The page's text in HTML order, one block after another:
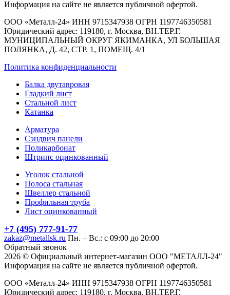
Информация на сайте не является публичной офертой.
ООО «Металл-24» ИНН 9715347938 ОГРН 1197746350581
Юридический адрес: 119180, г. Москва, ВН.ТЕР.Г.
МУНИЦИПАЛЬНЫЙ ОКРУГ ЯКИМАНКА, УЛ БОЛЬШАЯ
ПОЛЯНКА, Д. 42, СТР. 1, ПОМЕЩ. 4/1
Политика конфиденциальности
Балка двутавровая
Гладкий лист
Стальной лист
Катанка
Арматура
Сэндвич панели
Поликарбонат
Штрипс оцинкованный
Уголок стальной
Полоса стальная
Швеллер стальной
Профильная труба
Лист оцинкованный
+7 (495) 777-91-77
zakaz@metallsk.ru Пн. – Вс.: с 09:00 до 20:00
Обратный звонок
2026 © Официальный интернет-магазин ООО "МЕТАЛЛ-24"
Информация на сайте не является публичной офертой.
ООО «Металл-24» ИНН 9715347938 ОГРН 1197746350581
Юридический адрес: 119180, г. Москва, ВН.ТЕР.Г.